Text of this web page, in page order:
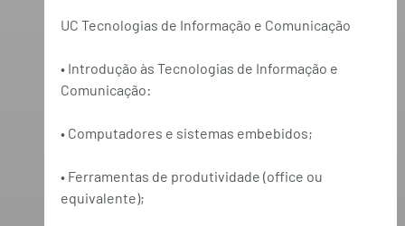
UC Tecnologias de Informação e Comunicação
• Introdução às Tecnologias de Informação e
Comunicação:
• Computadores e sistemas embebidos;
• Ferramentas de produtividade (office ou
equivalente);